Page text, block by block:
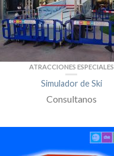
ATRACCIONES ESPECIALES
Simulador de Ski
Consultanos